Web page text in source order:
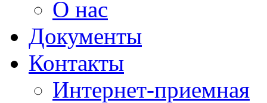
О нас
Документы
Контакты
Интернет-приемная